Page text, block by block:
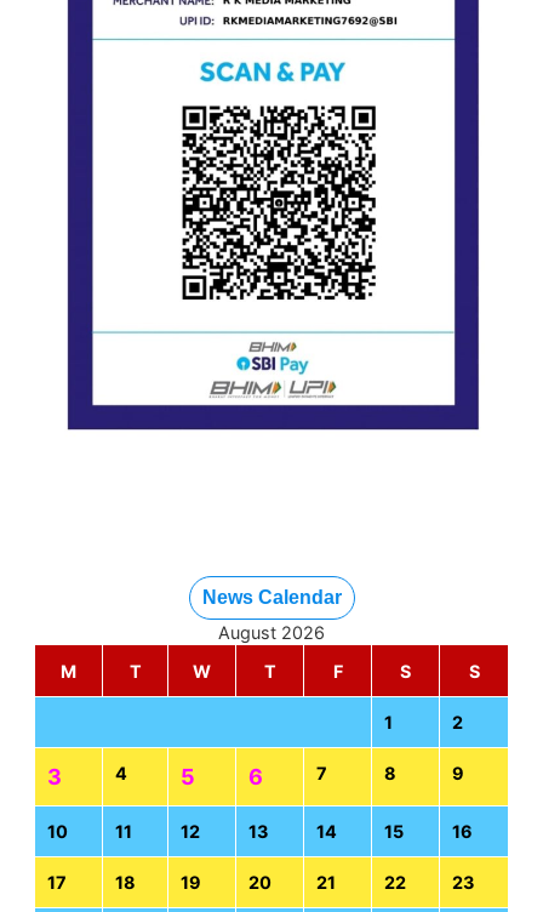
News Calendar
August 2026
M
T W T F S S
1 2
3 4 5 6 7 8 9
10 11 12 13 14 15 16
17 18 19 20 21 22 23